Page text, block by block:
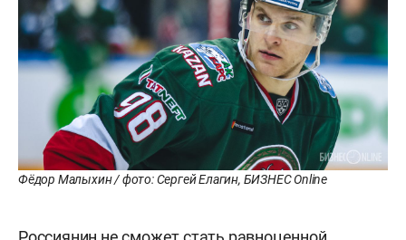
Фёдор Малыхин / фото: Сергей Елагин, БИЗНЕС Online